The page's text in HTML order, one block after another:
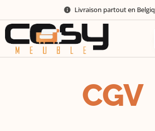
Livraison partout en
CGV